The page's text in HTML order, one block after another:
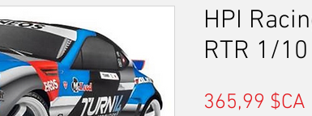
HPI
RTR 1/10
365,99 $CA